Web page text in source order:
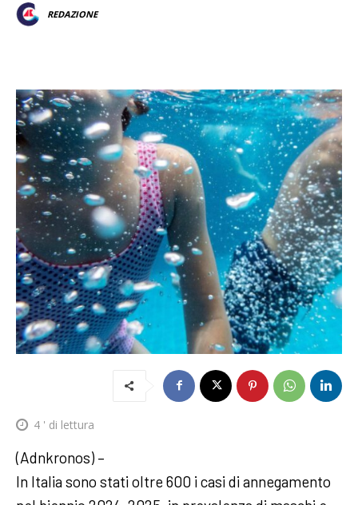
REDAZIONE
4 ' di lettura
(Adnkronos) –
In Italia sono stati oltre 600 i casi di annegamento